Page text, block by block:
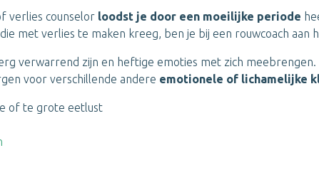
verlies counselor loodst je door een moeilijke periode
met verlies te maken kreeg, ben je bij een rouwcoach aan
verwarrend zijn en heftige emoties met zich meebrengen.
voor verschillende andere emotionele of lichamelijke
of te grote eetlust